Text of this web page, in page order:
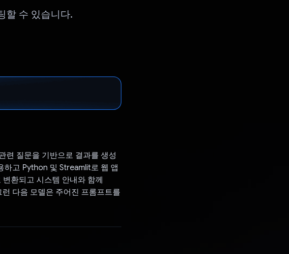
할 수 있습니다.
련 질문을 기반으로 결과를 생성
고 Python 및 Streamlit로 웹 앱
환되고 시스템 안내와 함께
다음 모델은 주어진 프롬프트를